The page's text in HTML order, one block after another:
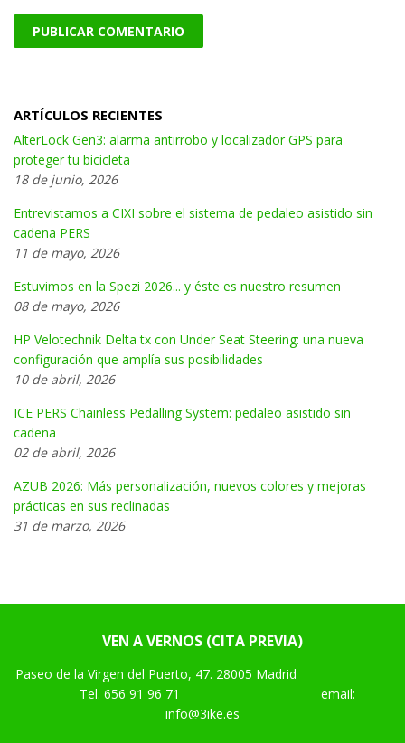
ARTÍCULOS RECIENTES
AlterLock Gen3: alarma antirrobo y localizador GPS para
proteger tu bicicleta
18 de junio, 2026
Entrevistamos a CIXI sobre el sistema de pedaleo asistido sin
cadena PERS
11 de mayo, 2026
Estuvimos en la Spezi 2026... y éste es nuestro resumen
08 de mayo, 2026
HP Velotechnik Delta tx con Under Seat Steering: una nueva
configuración que amplía sus posibilidades
10 de abril, 2026
ICE PERS Chainless Pedalling System: pedaleo asistido sin
cadena
02 de abril, 2026
AZUB 2026: Más personalización, nuevos colores y mejoras
prácticas en sus reclinadas
31 de marzo, 2026
VEN A VERNOS (CITA PREVIA)
Paseo de la Virgen del Puerto, 47. 28005 Madrid
Tel. 656 91 96 71
email:
info@3ike.es